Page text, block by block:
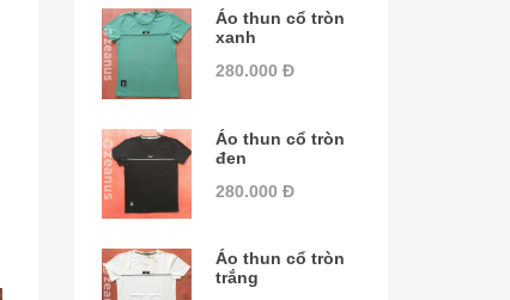
Áo thun cổ tròn
xanh
280.000 Đ
Áo thun cổ tròn
đen
280.000 Đ
Áo thun cổ tròn
trắng